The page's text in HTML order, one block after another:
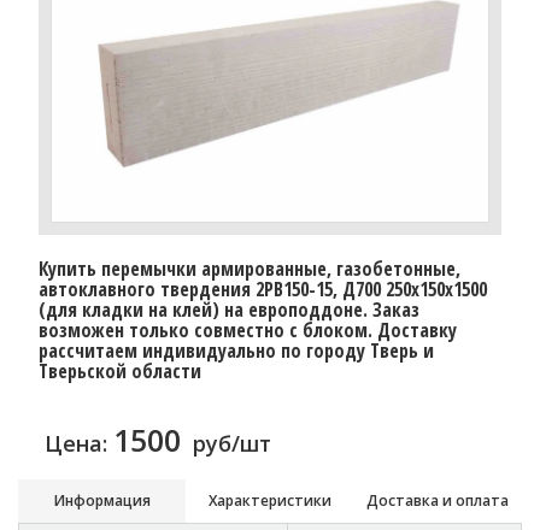
Купить перемычки армированные, газобетонные,
автоклавного твердения 2PB150-15, Д700 250х150х1500
(для кладки на клей) на европоддоне. Заказ
возможен только совместно с блоком. Доставку
расcчитаем индивидуально по городу Тверь и
Тверьской области
Цена: 1500 руб/шт
Информация Характеристики Доставка и оплата